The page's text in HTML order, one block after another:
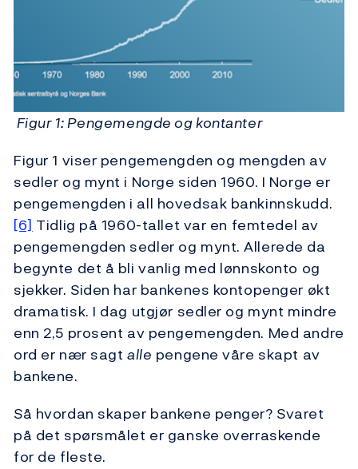
Figur 1: Pengemengde og kontanter
Figur 1 viser pengemengden og mengden av
sedler og mynt i Norge siden 1960. I Norge er
pengemengden i all hovedsak bankinnskudd.
[6] Tidlig på 1960-tallet var en femtedel av
pengemengden sedler og mynt. Allerede da
begynte det å bli vanlig med lønnskonto og
sjekker. Siden har bankenes kontopenger økt
dramatisk. I dag utgjør sedler og mynt mindre
enn 2,5 prosent av pengemengden. Med andre
ord er nær sagt alle pengene våre skapt av
bankene.
Så hvordan skaper bankene penger? Svaret
på det spørsmålet er ganske overraskende
for de fleste.